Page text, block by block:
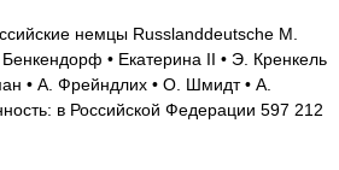
немцы Russlanddeutsche М.
• Екатерина II • Э. Кренкель
• А. Фрейндлих • О. Шмидт • А.
в Российской Федерации 597 212